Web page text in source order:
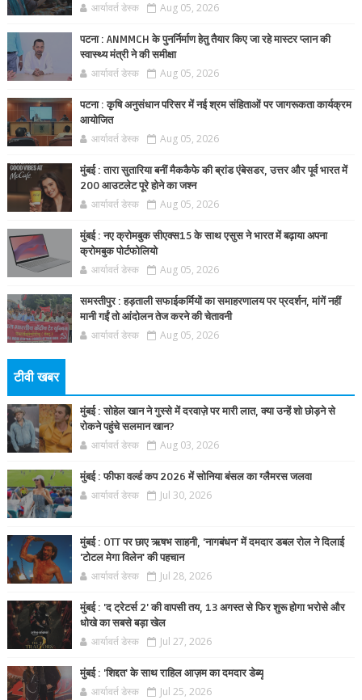
आर्यावर्त डेस्क Aug 05, 2026
पटना : ANMMCH के पुनर्निर्माण हेतु तैयार किए जा रहे मास्टर प्लान की
स्वास्थ्य मंत्री ने की समीक्षा
आर्यावर्त डेस्क Aug 05, 2026
पटना : कृषि अनुसंधान परिसर में नई श्रम संहिताओं पर जागरूकता कार्यक्रम
आयोजित
आर्यावर्त डेस्क Aug 05, 2026
मुंबई : तारा सुतारिया बनीं मैककैफे की ब्रांड एंबेसडर, उत्तर और पूर्व भारत में
200 आउटलेट पूरे होने का जश्न
आर्यावर्त डेस्क Aug 05, 2026
मुंबई : नए क्रोमबुक सीएक्स15 के साथ एसुस ने भारत में बढ़ाया अपना
क्रोमबुक पोर्टफोलियो
आर्यावर्त डेस्क Aug 05, 2026
समस्तीपुर : हड़ताली सफाईकर्मियों का समाहरणालय पर प्रदर्शन, मांगें नहीं
मानी गईं तो आंदोलन तेज करने की चेतावनी
आर्यावर्त डेस्क Aug 05, 2026
टीवी खबर
मुंबई : सोहेल खान ने गुस्से में दरवाज़े पर मारी लात, क्या उन्हें शो छोड़ने से
रोकने पहुंचे सलमान खान?
आर्यावर्त डेस्क Aug 03, 2026
मुंबई : फीफा वर्ल्ड कप 2026 में सोनिया बंसल का ग्लैमरस जलवा
आर्यावर्त डेस्क Jul 30, 2026
मुंबई : OTT पर छाए ऋषभ साहनी, 'नागबंधन' में दमदार डबल रोल ने दिलाई
'टोटल मेगा विलेन' की पहचान
आर्यावर्त डेस्क Jul 28, 2026
मुंबई : 'द ट्रेटर्स 2' की वापसी तय, 13 अगस्त से फिर शुरू होगा भरोसे और
धोखे का सबसे बड़ा खेल
आर्यावर्त डेस्क Jul 27, 2026
मुंबई : 'शिद्दत' के साथ राहिल आज़म का दमदार डेब्यू
आर्यावर्त डेस्क Jul 25, 2026